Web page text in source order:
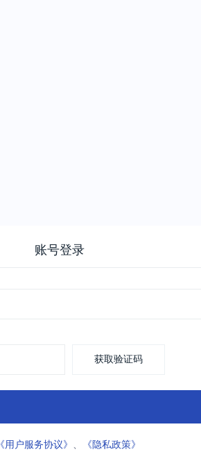
账号登录
获取验证码
《用户服务协议》 、 《隐私政策》